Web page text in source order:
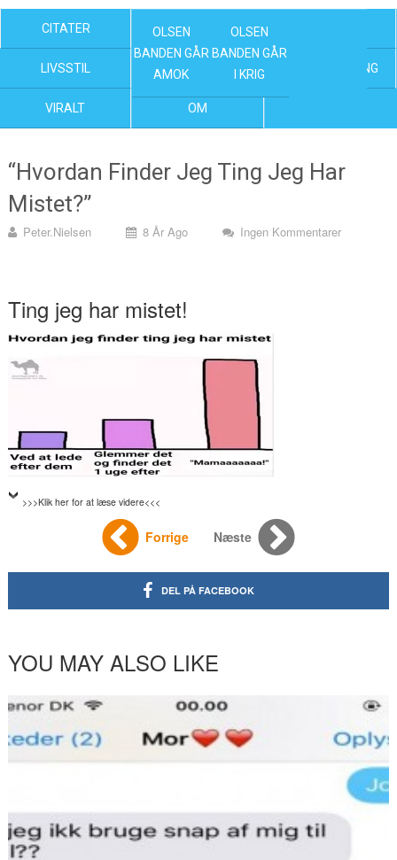
CITATER OLSEN BANDEN FILM
OLSEN
BANDEN GÅR
AMOK
OLSEN
BANDEN GÅR
I KRIG
LIVSSTIL NYHEDER UNDERHOLDNING
VIRALT OM
“Hvordan Finder Jeg Ting Jeg Har
Mistet?”
Peter.nielsen 8 År Ago Ingen Kommentarer
Ting jeg har mistet!
>>>Klik her for at læse videre<<<
Forrige Næste
DEL PÅ FACEBOOK
YOU MAY ALSO LIKE